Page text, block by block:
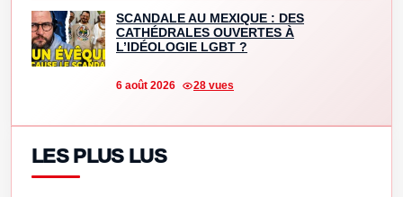
SCANDALE AU MEXIQUE : DES
CATHÉDRALES OUVERTES À
L’IDÉOLOGIE LGBT ?
6 août 2026 28 vues
LES PLUS LUS